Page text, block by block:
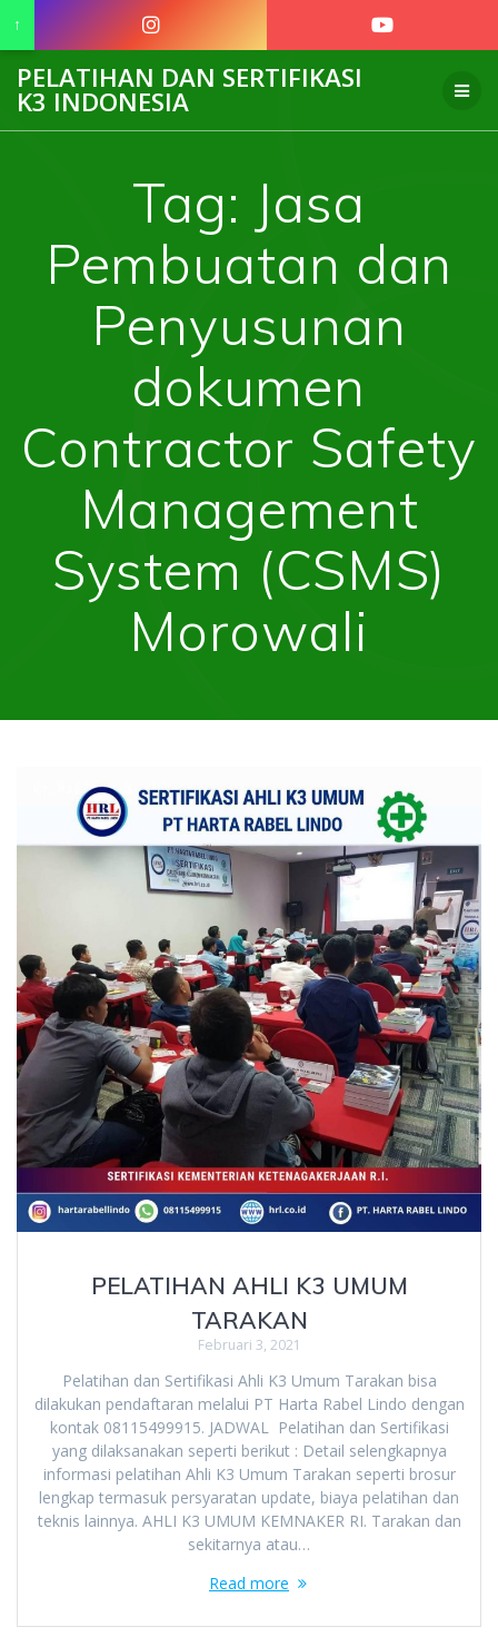
to
PELATIHAN DAN SERTIFIKASI
K3 INDONESIA
Tag: Jasa
Pembuatan dan
Penyusunan
dokumen
Contractor Safety
Management
System (CSMS)
Morowali
PELATIHAN AHLI K3 UMUM
TARAKAN
Februari 3, 2021
Pelatihan dan Sertifikasi Ahli K3 Umum Tarakan bisa
dilakukan pendaftaran melalui PT Harta Rabel Lindo dengan
kontak 08115499915. JADWAL Pelatihan dan Sertifikasi
yang dilaksanakan seperti berikut : Detail selengkapnya
informasi pelatihan Ahli K3 Umum Tarakan seperti brosur
lengkap termasuk persyaratan update, biaya pelatihan dan
teknis lainnya. AHLI K3 UMUM KEMNAKER RI. Tarakan dan
sekitarnya atau…
Read more
↑